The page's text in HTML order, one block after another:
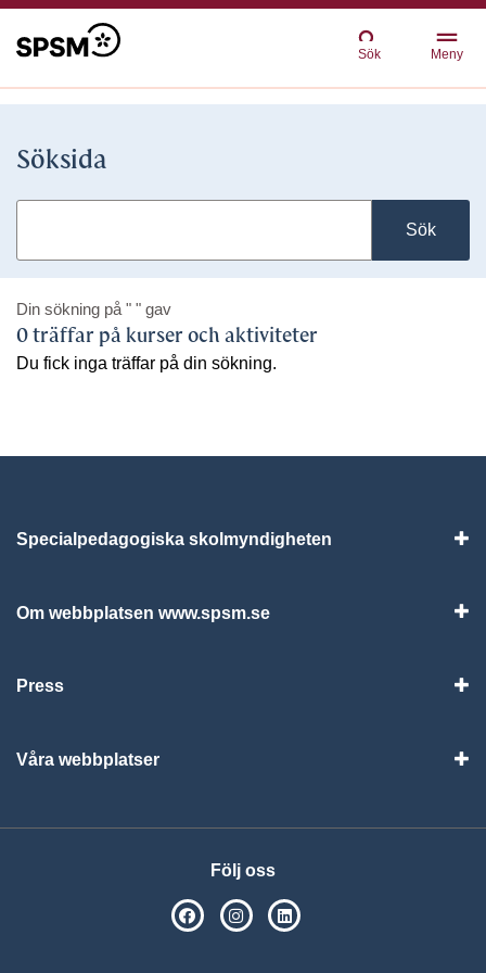
Sök Meny
Söksida
Sök
Din sökning på " " gav
0 träffar på kurser och aktiviteter
Du fick inga träffar på din sökning.
Specialpedagogiska skolmyndigheten
Om webbplatsen www.spsm.se
Press
Våra webbplatser
Följ oss
SPSM på Facebook
SPSM på Instagram